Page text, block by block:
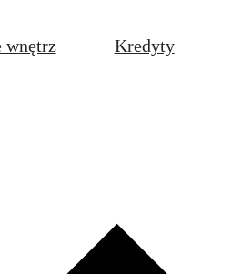
wnętrz Kredyty